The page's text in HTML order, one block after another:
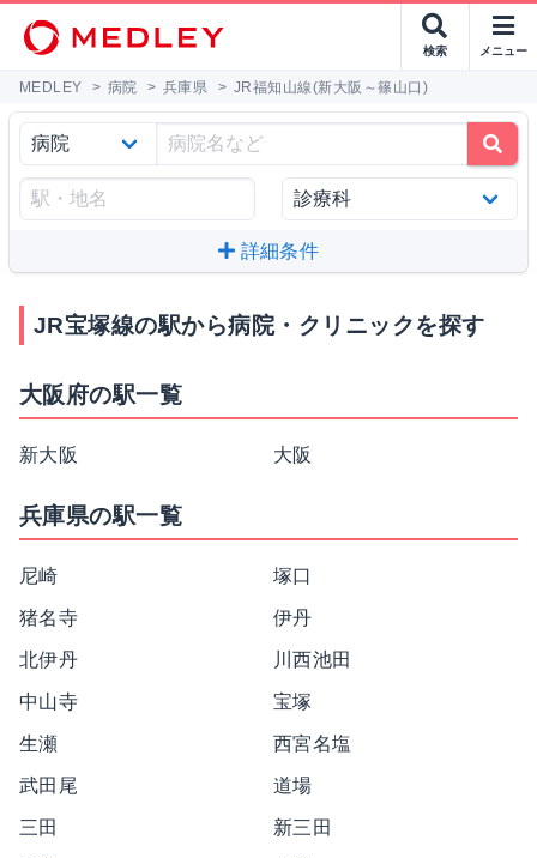
検索 メニュー
MEDLEY > 病院 > 兵庫県 > JR福知山線(新大阪～篠山口)
詳細条件
JR宝塚線の駅から病院・クリニックを探す
大阪府の駅一覧
新大阪 大阪
兵庫県の駅一覧
尼崎 塚口
猪名寺 伊丹
北伊丹 川西池田
中山寺 宝塚
生瀬 西宮名塩
武田尾 道場
三田 新三田